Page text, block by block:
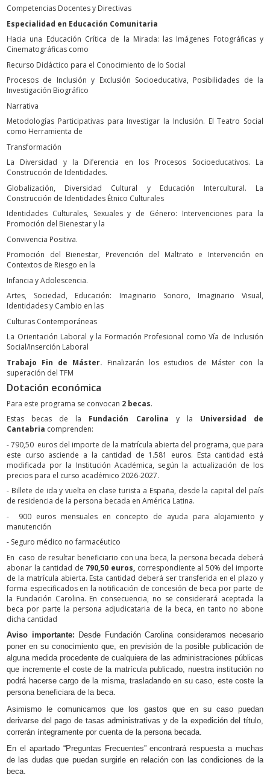
Competencias Docentes y Directivas
Especialidad en Educación Comunitaria
Hacia una Educación Crítica de la Mirada: las Imágenes Fotográficas y
Cinematográficas como
Recurso Didáctico para el Conocimiento de lo Social
Procesos de Inclusión y Exclusión Socioeducativa, Posibilidades de la
Investigación Biográfico
Narrativa
Metodologías Participativas para Investigar la Inclusión. El Teatro Social
como Herramienta de
Transformación
La Diversidad y la Diferencia en los Procesos Socioeducativos. La
Construcción de Identidades.
Globalización, Diversidad Cultural y Educación Intercultural. La
Construcción de Identidades Étnico Culturales
Identidades Culturales, Sexuales y de Género: Intervenciones para la
Promoción del Bienestar y la
Convivencia Positiva.
Promoción del Bienestar, Prevención del Maltrato e Intervención en
Contextos de Riesgo en la
Infancia y Adolescencia.
Artes, Sociedad, Educación: Imaginario Sonoro, Imaginario Visual,
Identidades y Cambio en las
Culturas Contemporáneas
La Orientación Laboral y la Formación Profesional como Vía de Inclusión
Social/Inserción Laboral
Trabajo Fin de Máster. Finalizarán los estudios de Máster con la
superación del TFM
Dotación económica
Para este programa se convocan 2 becas.
Estas becas de la Fundación Carolina y la Universidad de
Cantabria comprenden:
- 790,50 euros del importe de la matrícula abierta del programa, que para
este curso asciende a la cantidad de 1.581 euros. Esta cantidad está
modificada por la Institución Académica, según la actualización de los
precios para el curso académico 2026-2027.
- Billete de ida y vuelta en clase turista a España, desde la capital del país
de residencia de la persona becada en América Latina.
- 900 euros mensuales en concepto de ayuda para alojamiento y
manutención
- Seguro médico no farmacéutico
En caso de resultar beneficiario con una beca, la persona becada deberá
abonar la cantidad de 790,50 euros, correspondiente al 50% del importe
de la matrícula abierta. Esta cantidad deberá ser transferida en el plazo y
forma especificados en la notificación de concesión de beca por parte de
la Fundación Carolina. En consecuencia, no se considerará aceptada la
beca por parte la persona adjudicataria de la beca, en tanto no abone
dicha cantidad
Aviso importante: Desde Fundación Carolina consideramos necesario
poner en su conocimiento que, en previsión de la posible publicación de
alguna medida procedente de cualquiera de las administraciones públicas
que incremente el coste de la matrícula publicado, nuestra institución no
podrá hacerse cargo de la misma, trasladando en su caso, este coste la
persona beneficiara de la beca.
Asimismo le comunicamos que los gastos que en su caso puedan
derivarse del pago de tasas administrativas y de la expedición del título,
correrán íntegramente por cuenta de la persona becada.
En el apartado “Preguntas Frecuentes” encontrará respuesta a muchas
de las dudas que puedan surgirle en relación con las condiciones de la
beca.